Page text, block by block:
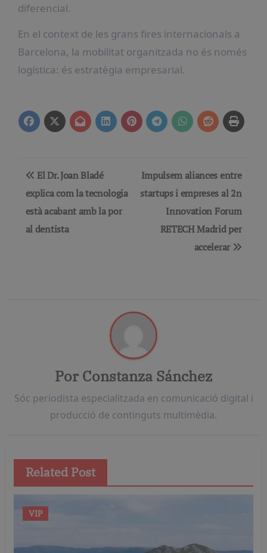
diferencial.
En el context de les grans fires internacionals a
Barcelona, la mobilitat organitzada no és només
logística: és estratègia empresarial.
Navegación
de
entradas
El Dr. Joan Bladé
explica com la tecnologia
està acabant amb la por
al dentista
Impulsem aliances entre
startups i empreses al 2n
Innovation Forum
RETECH Madrid per
accelerar
Por Constanza Sánchez
Sóc periodista especialitzada en comunicació digital i
producció de continguts multimèdia.
Related Post
VIP